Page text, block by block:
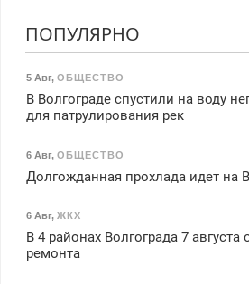
ПОПУЛЯРНО
5 Авг, ОБЩЕСТВО
В Волгограде спустили на воду
для патрулирования рек
6 Авг, ОБЩЕСТВО
Долгожданная прохлада идет на
6 Авг, ЖКХ
В 4 районах Волгограда 7 августа
ремонта